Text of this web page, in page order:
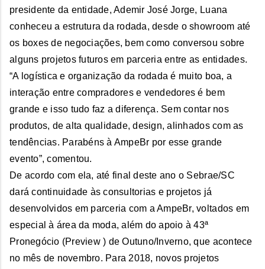
presidente da entidade, Ademir José Jorge, Luana
conheceu a estrutura da rodada, desde o showroom até
os boxes de negociações, bem como conversou sobre
alguns projetos futuros em parceria entre as entidades.
“A logística e organização da rodada é muito boa, a
interação entre compradores e vendedores é bem
grande e isso tudo faz a diferença. Sem contar nos
produtos, de alta qualidade, design, alinhados com as
tendências. Parabéns à AmpeBr por esse grande
evento”, comentou.
De acordo com ela, até final deste ano o Sebrae/SC
dará continuidade às consultorias e projetos já
desenvolvidos em parceria com a AmpeBr, voltados em
especial à área da moda, além do apoio à 43ª
Pronegócio (Preview ) de Outuno/Inverno, que acontece
no mês de novembro. Para 2018, novos projetos